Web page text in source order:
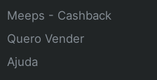
Meeps - Cashback
Quero Vender
Ajuda